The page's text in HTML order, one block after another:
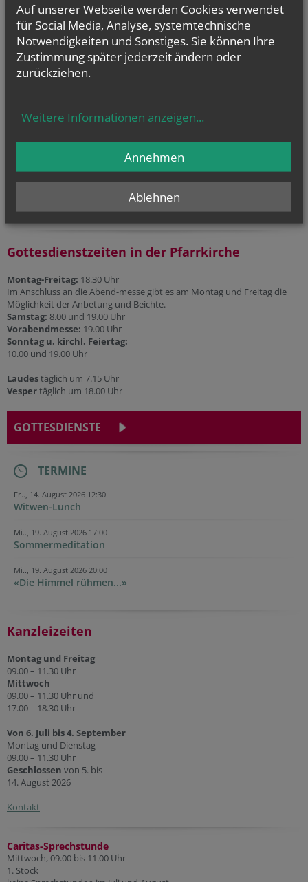
gottesdienst.at
Stundenbuch Online
(tägliche liturgische Texte)
Telefonseelsorge
0800 100 252 1
Gottesdienstzeiten in der Pfarrkirche
Montag-Freitag: 18.30 Uhr
Im Anschluss an die Abend-messe gibt es am Montag und Freitag die
Möglichkeit der Anbetung und Beichte.
Samstag: 8.00 und 19.00 Uhr
Vorabendmesse: 19.00 Uhr
Sonntag u. kirchl. Feiertag:
10.00 und 19.00 Uhr
Laudestäglich um 7.15 Uhr
Vespertäglich um 18.00 Uhr
GOTTESDIENSTE
TERMINE
Fr.., 14. August 2026 12:30
Witwen-Lunch
Mi.., 19. August 2026 17:00
Sommermeditation
Mi.., 19. August 2026 20:00
«Die Himmel rühmen...»
Kanzleizeiten
Montag und Freitag
09.00 – 11.30 Uhr
Mittwoch
09.00 – 11.30 Uhr und
17.00 – 18.30 Uhr
Von 6. Juli bis 4. September
Montag und Dienstag
09.00 – 11.30 Uhr
Geschlossen von 5. bis
14. August 2026
Kontakt
Caritas-Sprechstunde
Mittwoch, 09.00 bis 11.00 Uhr
1. Stock
Auf unserer Webseite werden Cookies verwendet
für Social Media, Analyse, systemtechnische
Notwendigkeiten und Sonstiges. Sie können Ihre
Zustimmung später jederzeit ändern oder
zurückziehen.
Weitere Informationen anzeigen...
Ablehnen
Annehmen